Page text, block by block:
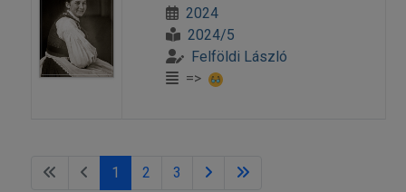
2024
2024/5
Felföldi László
=>
1 2 3